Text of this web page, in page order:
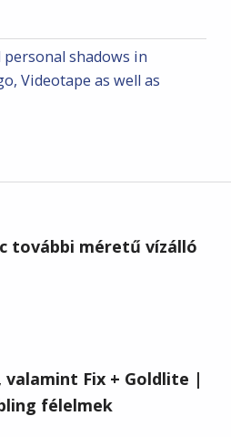
shadows in
Videotape as well as
további méretű vízálló
valamint Fix + Goldlite |
félelmek